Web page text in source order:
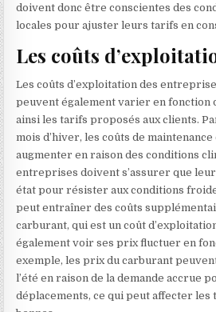
doivent donc être conscientes des
locales pour ajuster leurs tarifs en
Les coûts
Les coûts d’exploitation des
peuvent également varier en fonction
ainsi les tarifs proposés aux clients.
mois d’hiver, les coûts de
augmenter en raison des conditions
entreprises doivent s’assurer que
état pour résister aux conditions
peut entraîner des coûts
carburant, qui est un coût
également voir ses prix fluctuer en
exemple, les prix du carburant
l’été en raison de la demande accrue
déplacements, ce qui peut affecter les